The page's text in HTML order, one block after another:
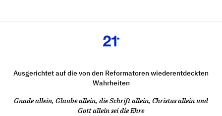
Ausgerichtet auf die von den Reformatoren wiederentdeckten
Wahrheiten
Gnade allein, Glaube allein, die Schrift allein, Christus allein und
Gott allein sei die Ehre